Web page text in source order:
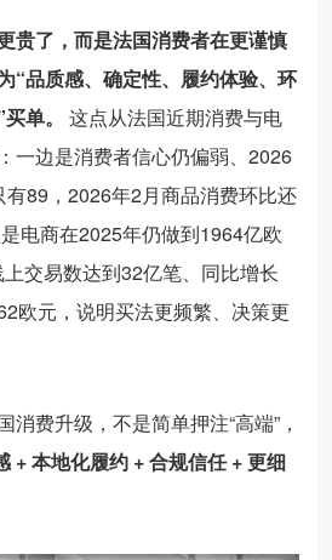
贵了，而是法国消费者在更谨慎
“品质感、确定性、履约体验、环
单。
这点从法国近期消费与电
一边是消费者信心仍偏弱、2026
89，2026年2月商品消费环比还
电商在2025年仍做到1964亿欧
交易数达到32亿笔、同比增长
欧元，说明买法更频繁、决策更
消费升级，不是简单押注“高端”，
+ 本地化履约 + 合规信任 + 更细